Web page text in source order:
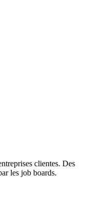
clientes. Des
les job boards.